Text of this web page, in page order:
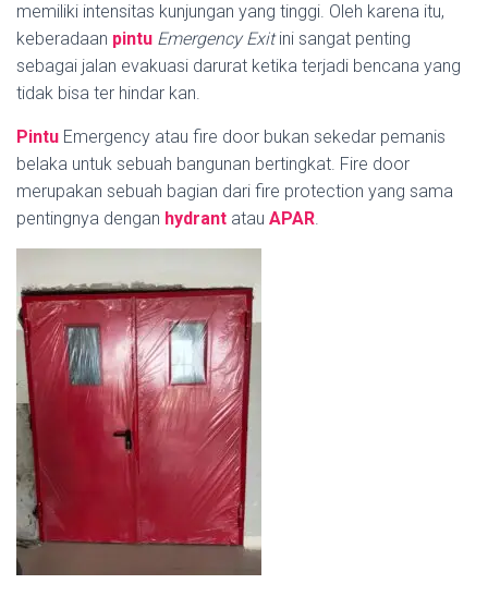
memiliki intensitas kunjungan yang tinggi. Oleh karena itu,
keberadaan pintu Emergency Exitini sangat penting
sebagai jalan evakuasi darurat ketika terjadi bencana yang
tidak bisa ter hindar kan.
Pintu Emergency atau fire door bukan sekedar pemanis
belaka untuk sebuah bangunan bertingkat. Fire door
merupakan sebuah bagian dari fire protection yang sama
pentingnya dengan hydrant atau APAR.